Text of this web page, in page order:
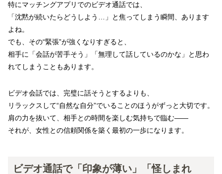
特にマッチングアプリでのビデオ通話では、
「沈黙が続いたらどうしよう…」と焦ってしまう瞬間、あります
よね。
でも、その“緊張”が強くなりすぎると、
相手に「会話が苦手そう」「無理して話しているのかな」と思わ
れてしまうこともあります。
ビデオ会話では、完璧に話そうとするよりも、
リラックスして“自然な自分”でいることのほうがずっと大切です。
肩の力を抜いて、相手との時間を楽しむ気持ちで臨む――
それが、女性との信頼関係を築く最初の一歩になります。
ビデオ通話で「印象が薄い」「怪しまれ